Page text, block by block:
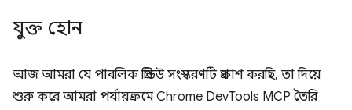
যুক্ত হোন
আজ আমরা যে পাবলিক প্রিভিউ সংস্করণটি প্রকাশ করছি, তা দিয়ে
শুরু করে আমরা পর্যায়ক্রমে Chrome DevTools MCP তৈরি